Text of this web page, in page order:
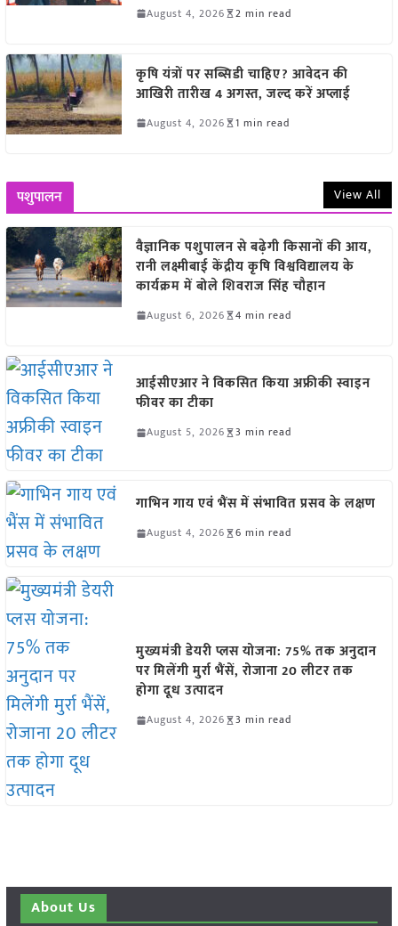
August 4, 2026 2 min read
कृषि यंत्रों पर सब्सिडी चाहिए? आवेदन की
आखिरी तारीख 4 अगस्त, जल्द करें अप्लाई
August 4, 2026 1 min read
पशुपालन View All
वैज्ञानिक पशुपालन से बढ़ेगी किसानों की आय,
रानी लक्ष्मीबाई केंद्रीय कृषि विश्वविद्यालय के
कार्यक्रम में बोले शिवराज सिंह चौहान
August 6, 2026 4 min read
आईसीएआर ने विकसित किया अफ्रीकी स्वाइन
फीवर का टीका
August 5, 2026 3 min read
गाभिन गाय एवं भैंस में संभावित प्रसव के लक्षण
August 4, 2026 6 min read
मुख्यमंत्री डेयरी प्लस योजना: 75% तक अनुदान
पर मिलेंगी मुर्रा भैंसें, रोजाना 20 लीटर तक
होगा दूध उत्पादन
August 4, 2026 3 min read
About Us